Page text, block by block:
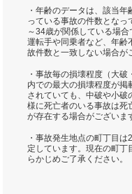
・年齢のデータは、該当
っている事故の件数とな
～34歳が関係している場
運転手や同乗者など、年齢
故件数と一致しない場合が
・事故毎の損壊程度（大
内での最大の損壊程度が掲
されていても、中破や小破
様に死亡者のいる事故は死
が存在する場合がございま
・事故発生地点の町丁目
定しています。現在の町丁
らかじめご了承ください。